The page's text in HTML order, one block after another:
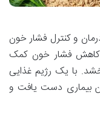
و کنترل فشار خون
کاهش فشار خون کمک
با یک رژیم غذایی
بیماری دست یافت و